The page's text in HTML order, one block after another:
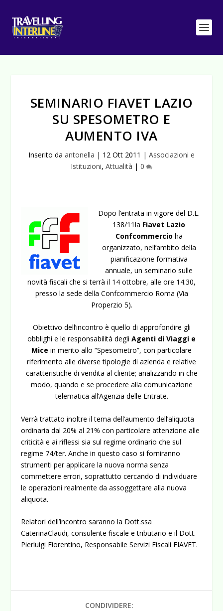
SEMINARIO FIAVET LAZIO
SU SPESOMETRO E
AUMENTO IVA
Inserito da antonella | 12 Ott 2011 | Associazioni e
Istituzioni, Attualità | 0
Dopo l’entrata in vigore del D.L.
138/11la Fiavet Lazio
Confcommercio ha
organizzato, nell’ambito della
pianificazione formativa
annuale, un seminario sulle
novità fiscali che si terrà il 14 ottobre, alle ore 14.30,
presso la sede della Confcommercio Roma (Via
Properzio 5).
Obiettivo dell’incontro è quello di approfondire gli
obblighi e le responsabilità degli Agenti di Viaggi e
Mice in merito allo “Spesometro”, con particolare
riferimento alle diverse tipologie di azienda e relative
caratteristiche di vendita al cliente; analizzando in che
modo, quando e se procedere alla comunicazione
telematica all’Agenzia delle Entrate.
Verrà trattato inoltre il tema dell’aumento dell’aliquota
ordinaria dal 20% al 21% con particolare attenzione alle
criticità e ai riflessi sia sul regime ordinario che sul
regime 74/ter. Anche in questo caso si forniranno
strumenti per applicare la nuova norma senza
commettere errori, soprattutto cercando di individuare
le operazioni realmente da assoggettare alla nuova
aliquota.
Relatori dell’incontro saranno la Dott.ssa
CaterinaClaudi, consulente fiscale e tributario e il Dott.
Pierluigi Fiorentino, Responsabile Servizi Fiscali FIAVET.
CONDIVIDERE: